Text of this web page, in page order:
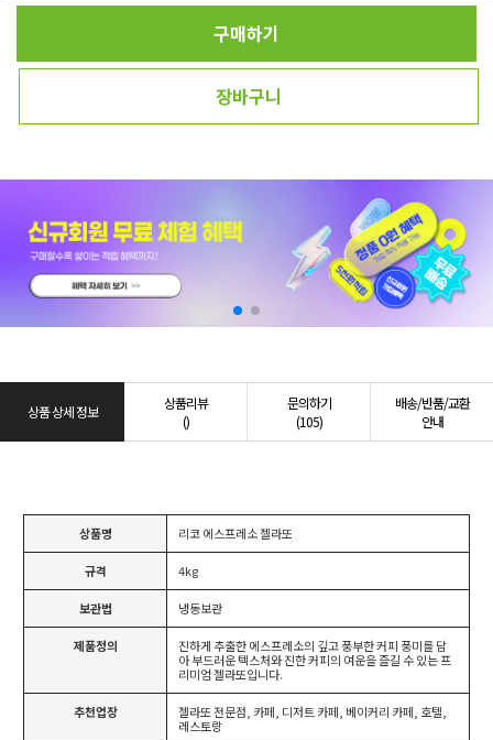
구매하기
장바구니
상품 상세 정보
상품리뷰
()
문의하기
(105)
배송/반품/교환
안내
상품명 리코 에스프레소 젤라또
규격 4kg
보관법 냉동보관
제품정의
진하게 추출한 에스프레소의 깊고 풍부한 커피 풍미를 담
아 부드러운 텍스처와 진한 커피의 여운을 즐길 수 있는 프
리미엄 젤라또입니다.
추천업장
젤라또 전문점, 카페, 디저트 카페, 베이커리 카페, 호텔,
레스토랑